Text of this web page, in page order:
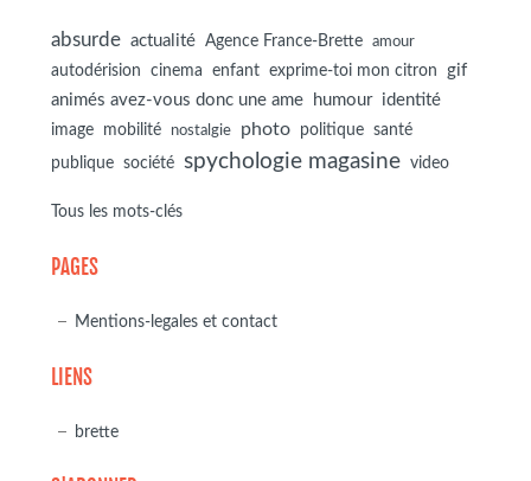
absurde actualité Agence France-Brette amour
autodérision cinema enfant exprime-toi mon citron
gif
animés avez-vous donc une ame
humour identité
image mobilité nostalgie photo politique
santé
publique
société spychologie magasine video
Tous les mots-clés
PAGES
Mentions-legales et contact
LIENS
brette